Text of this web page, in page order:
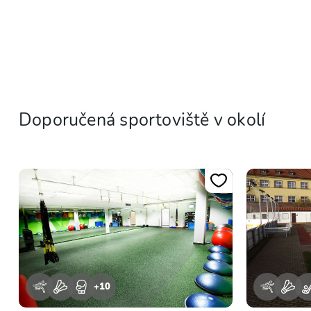
Doporučená sportoviště v okolí
+10